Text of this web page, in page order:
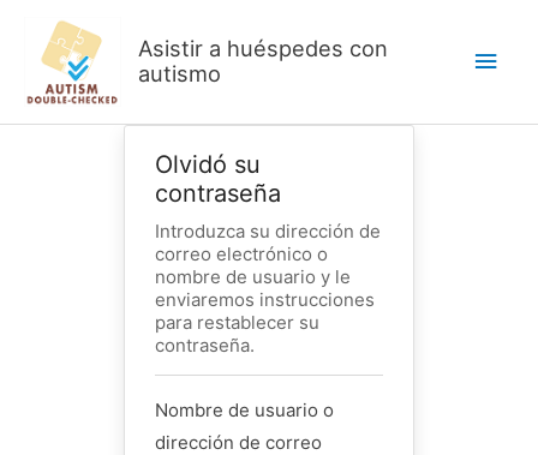
contenido
Asistir a huéspedes con
autismo
Olvidó su
contraseña
Introduzca su dirección de
correo electrónico o
nombre de usuario y le
enviaremos instrucciones
para restablecer su
contraseña.
Nombre de usuario o
dirección de correo